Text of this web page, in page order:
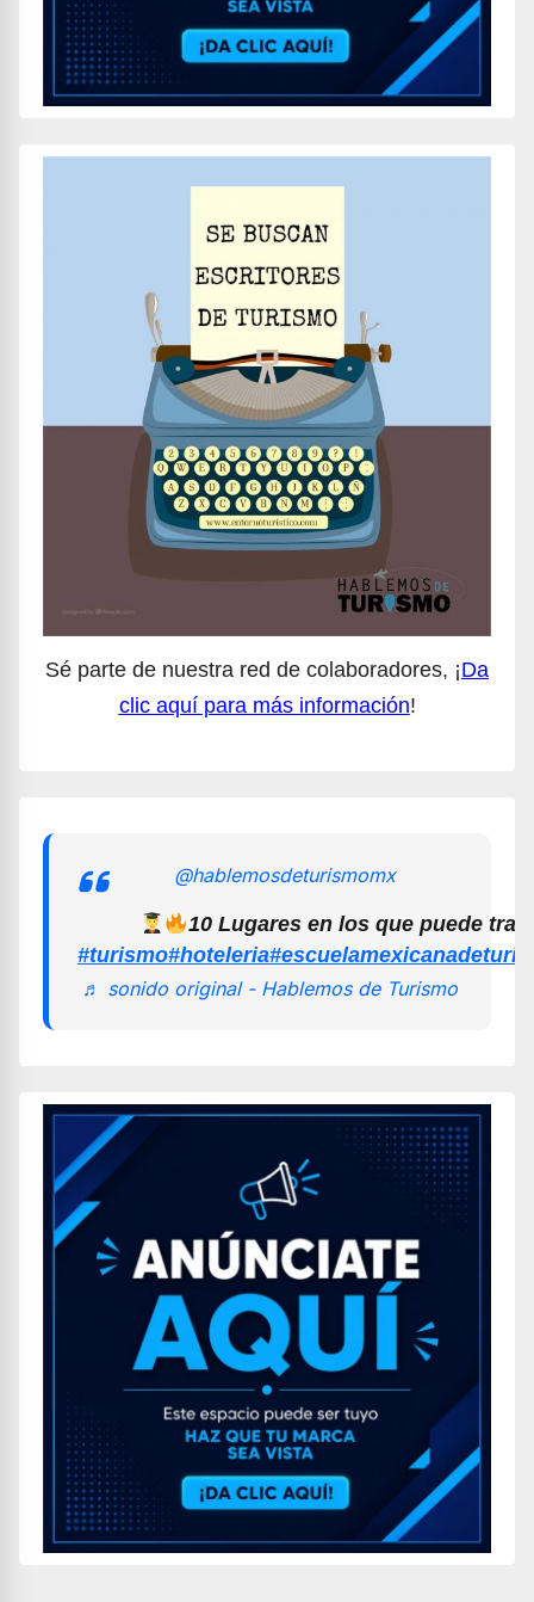
Sé parte de nuestra red de colaboradores, ¡Da
clic aquí para más información!
@hablemosdeturismomx
10 Lugares en los que puede
#turismo#hoteleria
♬ sonido original - Hablemos de Turismo